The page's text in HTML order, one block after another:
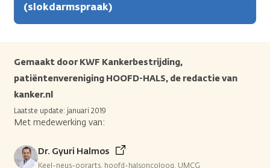
(slokdarmspraak)
Gemaakt door KWF Kankerbestrijding,
patiëntenvereniging HOOFD-HALS, de redactie van
kanker.nl
Laatste update: januari 2019
Met medewerking van:
Dr. Gyuri Halmos
Keel-neus-oorarts, hoofd-halsoncoloog, UMCG